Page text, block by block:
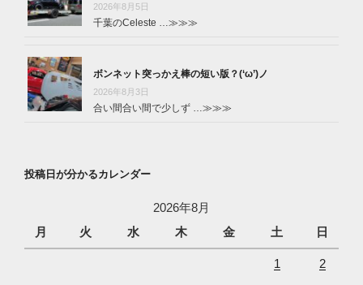
2026年8月5日
千葉のCeleste … ≫≫≫
ボンネット突っかえ棒の短い版？(‘ω’)ノ
2026年8月3日
合い間合い間で少しず … ≫≫≫
投稿日が分かるカレンダー
2026年8月
月
火 水 木 金 土 日
1 2